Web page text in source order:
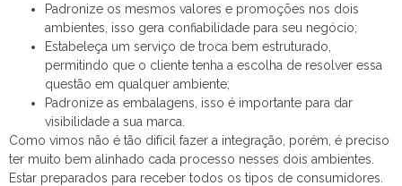
Padronize os mesmos valores e promoções nos dois
ambientes, isso gera confiabilidade para seu negócio;
Estabeleça um serviço de troca bem estruturado,
permitindo que o cliente tenha a escolha de resolver essa
questão em qualquer ambiente;
Padronize as embalagens, isso é importante para dar
visibilidade a sua marca.
Como vimos não é tão difícil fazer a integração, porém, é preciso
ter muito bem alinhado cada processo nesses dois ambientes.
Estar preparados para receber todos os tipos de consumidores.